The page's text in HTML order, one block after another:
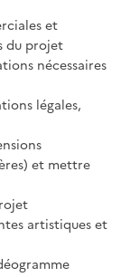
et
du projet
nécessaires
légales,
et mettre
artistiques et